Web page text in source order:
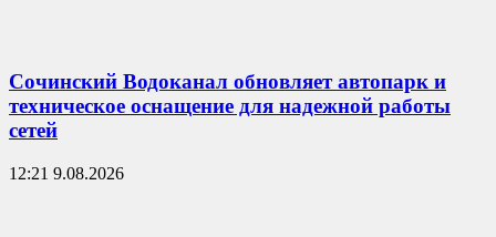
Сочинский Водоканал обновляет автопарк и
техническое оснащение для надежной работы
сетей
12:21 9.08.2026